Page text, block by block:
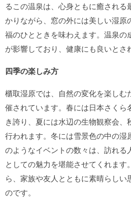
るこの温泉は、心身ともに癒される
かりながら、窓の外には美しい湿原
福のひとときを味わえます。温泉の
が影響しており、健康にも良いとさ
四季の楽しみ方
櫃取湿原では、自然の変化を楽しむ
催されています。春には日本さくら
き誇り、夏には水辺の生物観察会
行われます。冬には雪景色の中の湿
のようなイベントの数々は、訪れる
としての魅力を堪能させてくれま
ら、家族や友人とともに素晴らしい
のです。